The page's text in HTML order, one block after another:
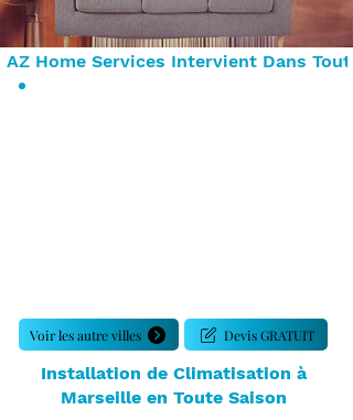
AZ Home Services Intervient Dans
Voir les autre villes Devis GRATUIT
Installation de Climatisation à
Marseille en Toute Saison